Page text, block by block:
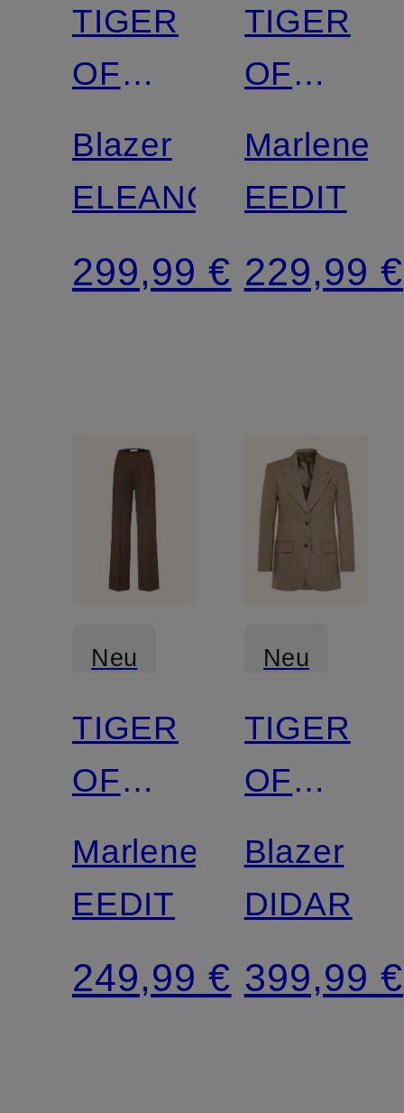
TIGER
OF
SWEDEN
Blazer
ELEANOR
299,99 €
TIGER
OF
SWEDEN
EEDIT
229,99 €
Neu
TIGER
OF
SWEDEN
Marlenehose
EEDIT
249,99 €
Neu
TIGER
OF
SWEDEN
Blazer
DIDAR
399,99 €